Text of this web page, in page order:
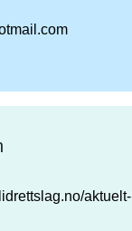
aktuelt-